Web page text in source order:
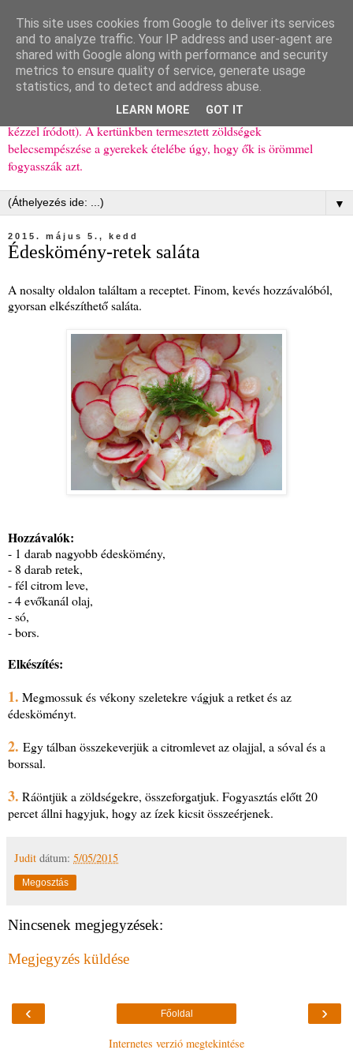
Ízőrző
Kisgyerekes család kipróbált, többnyire egészséges ételeket
bemutató receptjei a mindennapokra (mert a papírfecniket folyton
elhagyom) és gyerekeimnek ajándékba (mint régen, csak ez nem
kézzel íródott). A kertünkben termesztett zöldségek
belecsempészése a gyerekek ételébe úgy, hogy ők is örömmel
fogyasszák azt.
▼
2015. május 5., kedd
Édeskömény-retek saláta
A nosalty oldalon találtam a receptet. Finom, kevés hozzávalóból,
gyorsan elkészíthető saláta.
Hozzávalók:
- 1 darab nagyobb édeskömény,
- 8 darab retek,
- fél citrom leve,
- 4 evőkanál olaj,
- só,
- bors.
Elkészítés:
1. Megmossuk és vékony szeletekre vágjuk a retket és az
édesköményt.
2. Egy tálban összekeverjük a citromlevet az olajjal, a sóval és a
borssal.
3. Ráöntjük a zöldségekre, összeforgatjuk. Fogyasztás előtt 20
percet állni hagyjuk, hogy az ízek kicsit összeérjenek.
Judit dátum: 5/05/2015
Megosztás
Nincsenek megjegyzések:
Megjegyzés küldése
‹ ›
Főoldal
Internetes verzió megtekintése
This site uses cookies from Google to deliver its services
and to analyze traffic. Your IP address and user-agent are
shared with Google along with performance and security
metrics to ensure quality of service, generate usage
statistics, and to detect and address abuse.
LEARN MORE GOT IT